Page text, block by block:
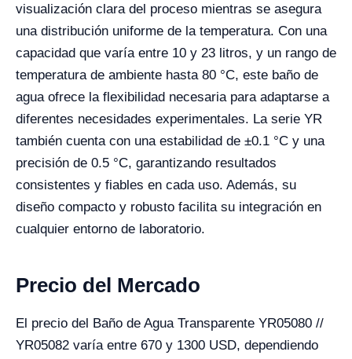
visualización clara del proceso mientras se asegura
una distribución uniforme de la temperatura. Con una
capacidad que varía entre 10 y 23 litros, y un rango de
temperatura de ambiente hasta 80 °C, este baño de
agua ofrece la flexibilidad necesaria para adaptarse a
diferentes necesidades experimentales. La serie YR
también cuenta con una estabilidad de ±0.1 °C y una
precisión de 0.5 °C, garantizando resultados
consistentes y fiables en cada uso. Además, su
diseño compacto y robusto facilita su integración en
cualquier entorno de laboratorio.
Precio del Mercado
El precio del Baño de Agua Transparente YR05080 //
YR05082 varía entre 670 y 1300 USD, dependiendo